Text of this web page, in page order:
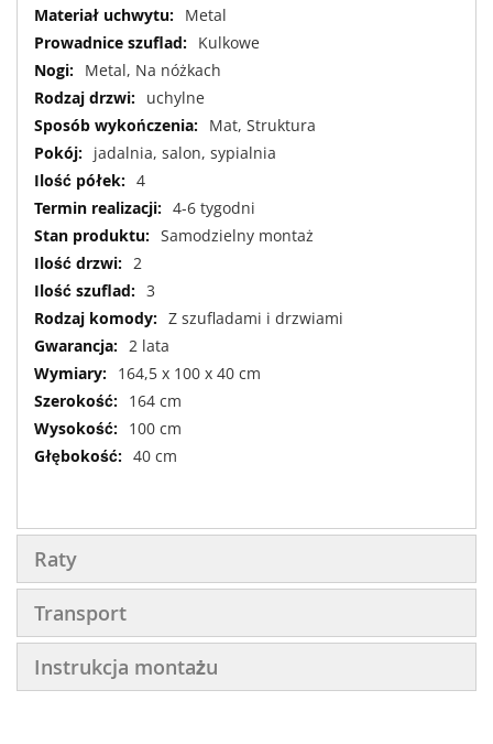
Metal
Kulkowe
Metal, Na nóżkach
uchylne
Mat, Struktura
jadalnia, salon, sypialnia
4
4-6 tygodni
Samodzielny montaż
2
3
Z szufladami i drzwiami
2 lata
164,5 x 100 x 40 cm
164 cm
100 cm
40 cm
Raty
Transport
Instrukcja montażu